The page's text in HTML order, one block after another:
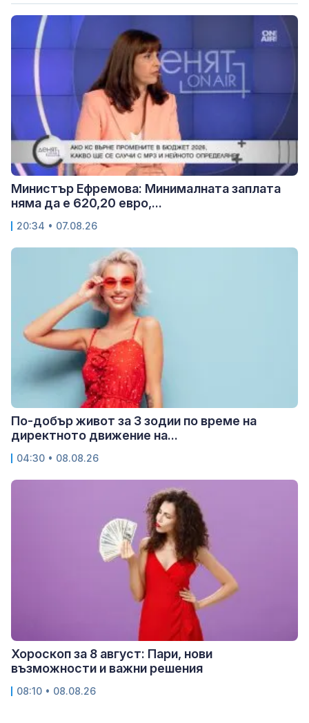
Министър Ефремова: Минималната заплата
няма да е 620,20 евро,...
20:34 • 07.08.26
По-добър живот за 3 зодии по време на
директното движение на...
04:30 • 08.08.26
Хороскоп за 8 август: Пари, нови
възможности и важни решения
08:10 • 08.08.26